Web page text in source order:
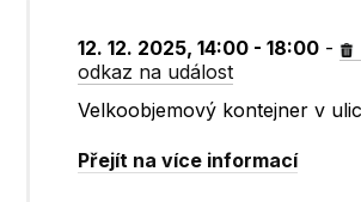
12. 12. 2025, 14:00 - 18:00 -
odkaz na událost
Velkoobjemový kontejner v
Přejít na více informací